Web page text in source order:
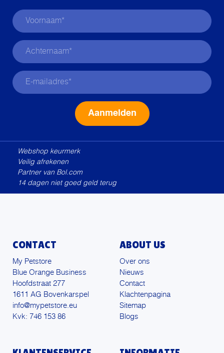
Webshop keurmerk
Veilig afrekenen
Partner van Bol.com
14 dagen niet goed geld terug
CONTACT
My Petstore
Blue Orange Business
Hoofdstraat 277
1611 AG Bovenkarspel
info@mypetstore.eu
Kvk: 746 153 86
ABOUT US
Over ons
Nieuws
Contact
Klachtenpagina
Sitemap
Blogs